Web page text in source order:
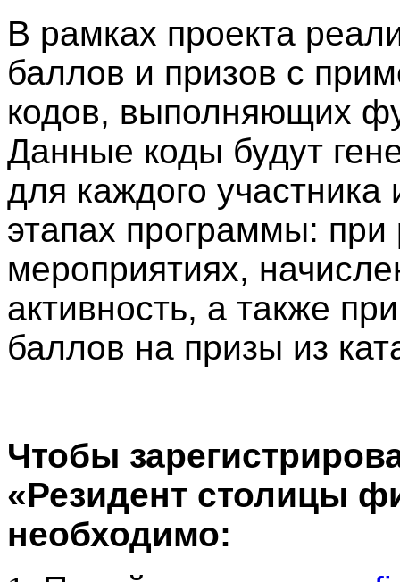
В рамках проекта
баллов и призов с
кодов, выполняющих
Данные коды будут
для каждого участника
этапах программы: при
мероприятиях,
активность, а также
баллов на призы из
Чтобы
«Резидент столицы
необходимо: